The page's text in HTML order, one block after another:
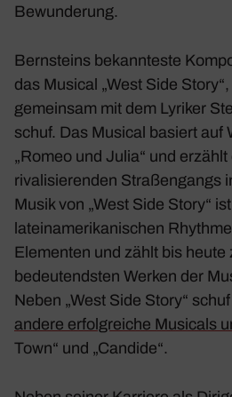
Bewunderung.
Bernsteins bekannteste
das Musical „West Side
gemeinsam mit dem Lyriker
schuf. Das Musical basiert auf
„Romeo und Julia“ und
rivalisierenden Straßengangs
Musik von „West Side Story“
lateinamerikanischen
Elementen und zählt bis heute
bedeutendsten Werken der
Neben „West Side Story“
andere erfolgreiche Musicals
Town“ und „Candide“.